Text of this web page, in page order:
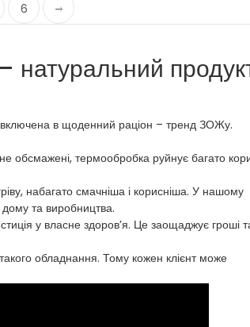
6
натуральний
включена в щоденний раціон – тренд ЗОЖу.
обсмажені, термообробка руйнує багато
набагато смачніша і корисніша. У нашому
та виробництва.
у власне здоров’я. Це заощаджує гроші
обладнання. Тому кожен клієнт може